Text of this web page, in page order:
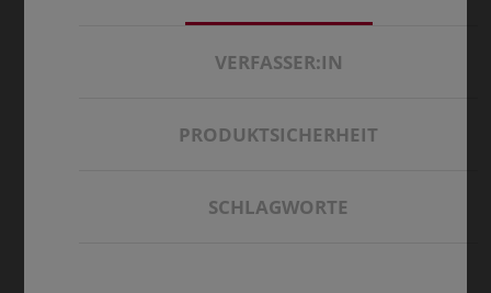
VERFASSER:IN
PRODUKTSICHERHEIT
SCHLAGWORTE